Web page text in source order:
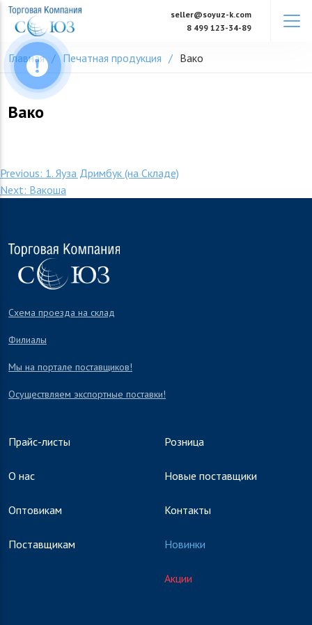
Skip
content
seller@soyuz-k.com
8 499 123-34-89
Главная Печатная продукция Вако
Вако
Навигация
по
Previous: 1. Яуза Дримбук (на Складе)
Next: Вакоша
Схема проезда на склад
Филиалы
Мы на портале поставщиков!
Осуществляем экспортные поставки!
Прайс-листы
О нас
Оптовикам
Поставщикам
Розница
Новые поставщики
Контакты
Новинки
Акции